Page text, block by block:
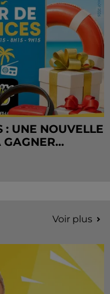
: UNE NOUVELLE
Voir plus